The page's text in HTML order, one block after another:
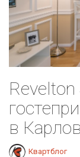
в
Квартблог